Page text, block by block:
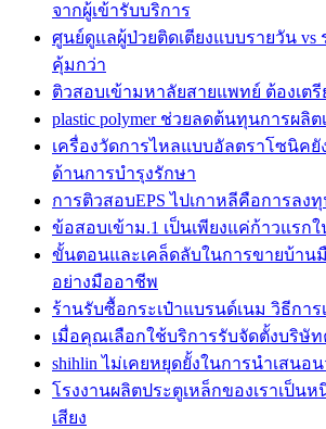
จากผู้เข้ารับบริการ
ศูนย์ดูแลผู้ป่วยติดเตียงแบบรายวัน vs
คุ้มกว่า
ติวสอบเข้ามหาลัยสายแพทย์ ต้องเตรี
plastic polymer ช่วยลดต้นทุนการผลิต
เครื่องวัดการไหลแบบอัลตราโซนิคยั
ด้านการบำรุงรักษา
การติวสอบEPS ไปเกาหลีคือการลง
ข้อสอบเข้าม.1 เป็นเพียงแค่ก้าวแรกใ
ขั้นตอนและเคล็ดลับในการขายบ้าน
อย่างมืออาชีพ
ร้านรับซื้อกระเป๋าแบรนด์เนม วิธีกา
เมื่อคุณเลือกใช้บริการรับจัดตั้งบริษัท
shihlin ไม่เคยหยุดยั้งในการนำเสนอ
โรงงานผลิตประตูเหล็กของเราเป็น
เสียง